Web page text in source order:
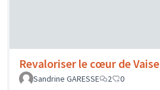
Revaloriser le cœur de Vaise
Sandrine GARESSE
2 0